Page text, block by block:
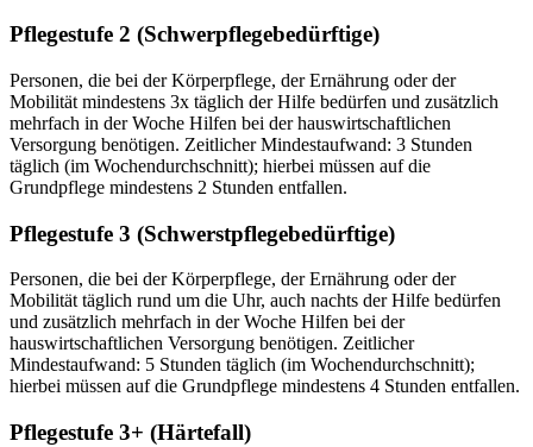
Pflegestufe 2 (Schwerpflegebedürftige)
Personen, die bei der Körperpflege, der Ernährung oder der
Mobilität mindestens 3x täglich der Hilfe bedürfen und zusätzlich
mehrfach in der Woche Hilfen bei der hauswirtschaftlichen
Versorgung benötigen. Zeitlicher Mindestaufwand: 3 Stunden
täglich (im Wochendurchschnitt); hierbei müssen auf die
Grundpflege mindestens 2 Stunden entfallen.
Pflegestufe 3 (Schwerstpflegebedürftige)
Personen, die bei der Körperpflege, der Ernährung oder der
Mobilität täglich rund um die Uhr, auch nachts der Hilfe bedürfen
und zusätzlich mehrfach in der Woche Hilfen bei der
hauswirtschaftlichen Versorgung benötigen. Zeitlicher
Mindestaufwand: 5 Stunden täglich (im Wochendurchschnitt);
hierbei müssen auf die Grundpflege mindestens 4 Stunden entfallen.
Pflegestufe 3+ (Härtefall)